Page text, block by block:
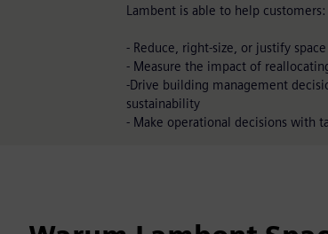
Lambent is able to help customers:
- Reduce, right-size, or justify
- Measure the impact of
-Drive building management
sustainability
- Make operational decisions with